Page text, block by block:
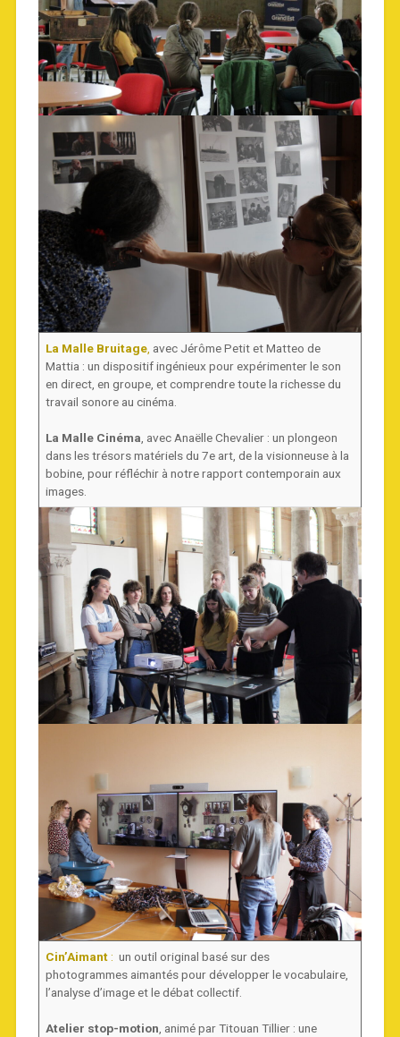
La Malle Bruitage, avec Jérôme Petit et Matteo de
Mattia : un dispositif ingénieux pour expérimenter le son
en direct, en groupe, et comprendre toute la richesse du
travail sonore au cinéma.
La Malle Cinéma , avec Anaëlle Chevalier : un plongeon
dans les trésors matériels du 7e art, de la visionneuse à la
bobine, pour réfléchir à notre rapport contemporain aux
images.
Cin’Aimant: un outil original basé sur des
photogrammes aimantés pour développer le vocabulaire,
l’analyse d’image et le débat collectif.
Atelier stop-motion , animé par Titouan Tillier : une